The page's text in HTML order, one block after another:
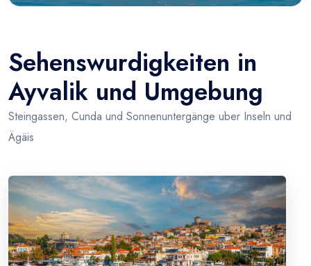
Sehenswurdigkeiten in
Ayvalik und Umgebung
Steingassen, Cunda und Sonnenuntergänge uber Inseln und
Ägäis